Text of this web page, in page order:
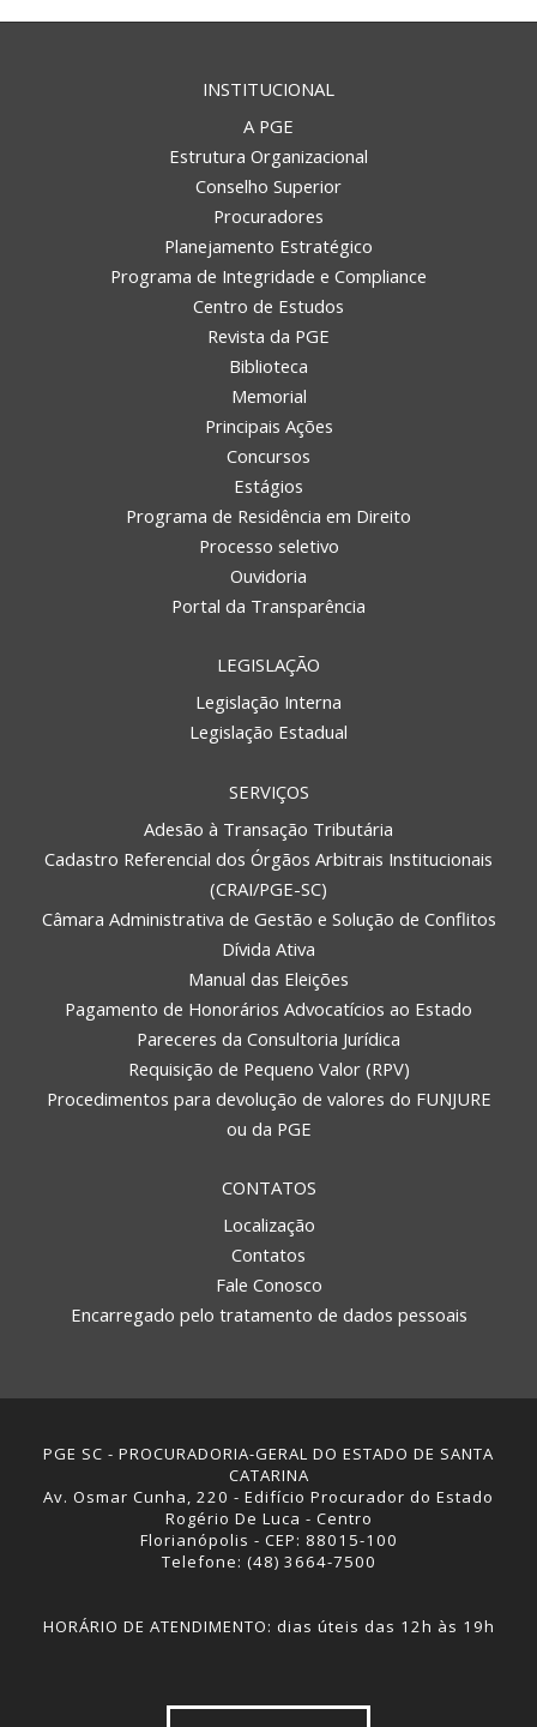
INSTITUCIONAL
A PGE
Estrutura Organizacional
Conselho Superior
Procuradores
Planejamento Estratégico
Programa de Integridade e Compliance
Centro de Estudos
Revista da PGE
Biblioteca
Memorial
Principais Ações
Concursos
Estágios
Programa de Residência em Direito
Processo seletivo
Ouvidoria
Portal da Transparência
LEGISLAÇÃO
Legislação Interna
Legislação Estadual
SERVIÇOS
Adesão à Transação Tributária
Cadastro Referencial dos Órgãos Arbitrais Institucionais
(CRAI/PGE-SC)
Câmara Administrativa de Gestão e Solução de Conflitos
Dívida Ativa
Manual das Eleições
Pagamento de Honorários Advocatícios ao Estado
Pareceres da Consultoria Jurídica
Requisição de Pequeno Valor (RPV)
Procedimentos para devolução de valores do FUNJURE
ou da PGE
CONTATOS
Localização
Contatos
Fale Conosco
Encarregado pelo tratamento de dados pessoais
PGE SC - PROCURADORIA-GERAL DO ESTADO DE SANTA
CATARINA
Av. Osmar Cunha, 220 - Edifício Procurador do Estado
Rogério De Luca - Centro
Florianópolis - CEP: 88015-100
Telefone: (48) 3664-7500
HORÁRIO DE ATENDIMENTO: dias úteis das 12h às 19h